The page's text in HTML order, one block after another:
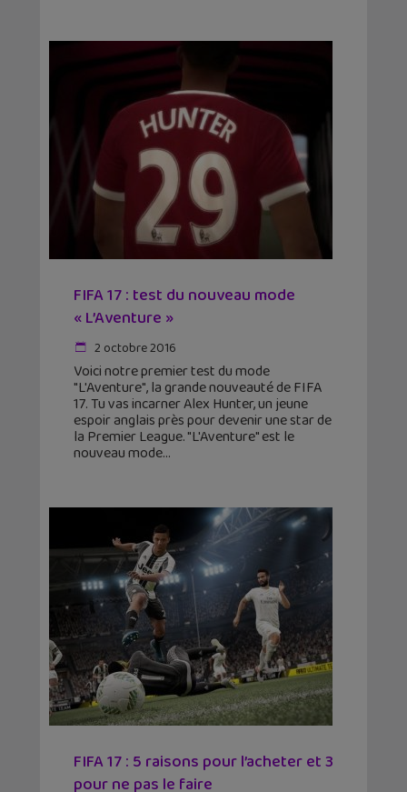
FIFA 17 : test du nouveau mode
« L’Aventure »
2 octobre 2016
Voici notre premier test du mode
"L'Aventure", la grande nouveauté de FIFA
17. Tu vas incarner Alex Hunter, un jeune
espoir anglais près pour devenir une star de
la Premier League. "L'Aventure" est le
nouveau mode
FIFA 17 : 5 raisons pour l’acheter et 3
pour ne pas le faire